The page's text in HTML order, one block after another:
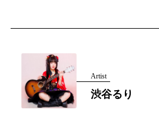
Artist
渋谷るり